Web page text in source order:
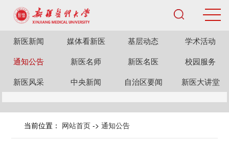
新医新闻 媒体看新医 基层动态
学术活动
通知公告
新医名师 新医名医
校园服务
新医风采
中央新闻 自治区要闻 新医大讲堂
当前位置： 网站首页 ->通知公告